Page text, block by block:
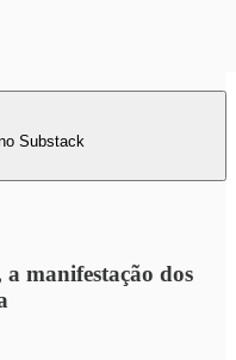
Substack
manifestação dos